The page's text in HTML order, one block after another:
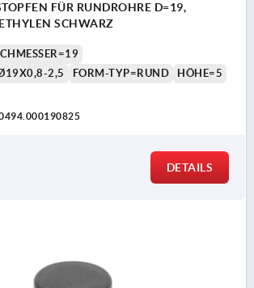
FÜR RUNDROHRE D=19,
SCHWARZ
2,5
FORM-TYP=RUND
HÖHE=5
DETAILS